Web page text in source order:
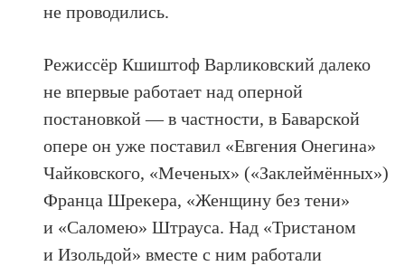
не проводились.
Режиссёр Кшиштоф Варликовский далеко
не впервые работает над оперной
постановкой — в частности, в Баварской
опере он уже поставил «Евгения Онегина»
Чайковского, «Меченых» («Заклеймённых»)
Франца Шрекера, «Женщину без тени»
и «Саломею» Штрауса. Над «Тристаном
и Изольдой» вместе с ним работали